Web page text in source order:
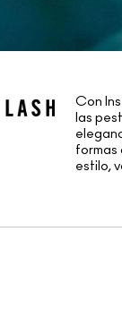
Con
las
formas
estilo,